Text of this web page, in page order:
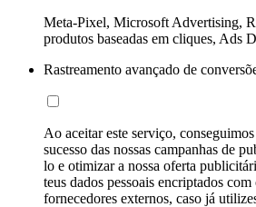
Meta-Pixel, Microsoft Advertising,
produtos baseadas em cliques, Ads
Rastreamento avançado de
Ao aceitar este serviço,
sucesso das nossas campanhas de
lo e otimizar a nossa oferta
teus dados pessoais encriptados com
fornecedores externos, caso já